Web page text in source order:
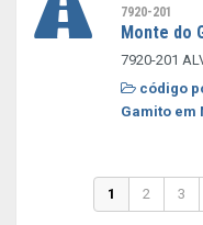
7920-201
Monte do
7920-201
código
Gamito em
1 2 3